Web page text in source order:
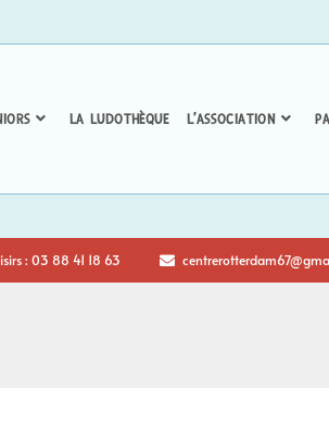
LA LUDOTHÈQUE L’ASSOCIATION
: 03 88 41 18 63